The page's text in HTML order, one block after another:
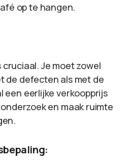
op te hangen.
cruciaal. Je moet zowel
de defecten als met de
een eerlijke verkoopprijs
en maak ruimte